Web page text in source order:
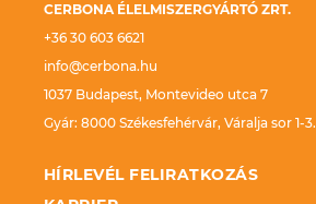
CERBONA ÉLELMISZERGYÁRTÓ ZRT.
+36 30 603 6621
info@cerbona.hu
1037 Budapest, Montevideo utca 7
Gyár: 8000 Székesfehérvár, Váralja sor 1-3.
HÍRLEVÉL FELIRATKOZÁS